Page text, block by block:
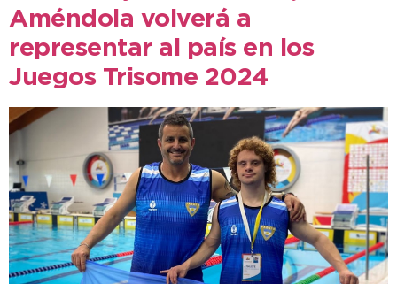
Améndola volverá a
representar al país en los
Juegos Trisome 2024